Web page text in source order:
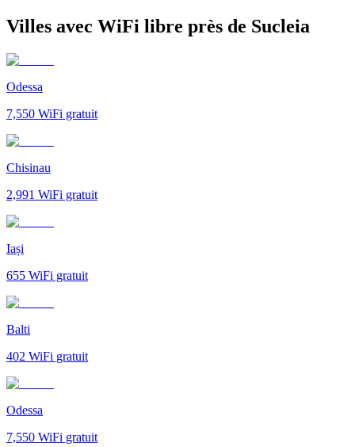
Villes avec WiFi libre près de Sucleia
Odessa
7,550 WiFi gratuit
Chisinau
2,991 WiFi gratuit
Iași
655 WiFi gratuit
Balti
402 WiFi gratuit
Odessa
7,550 WiFi gratuit